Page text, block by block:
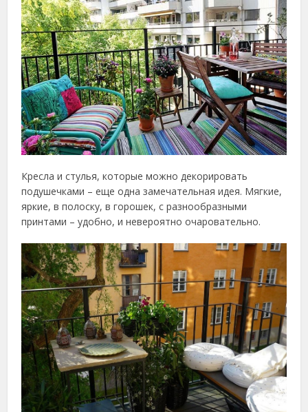
Кресла и стулья, которые можно декорировать
подушечками – еще одна замечательная идея. Мягкие,
яркие, в полоску, в горошек, с разнообразными
принтами – удобно, и невероятно очаровательно.